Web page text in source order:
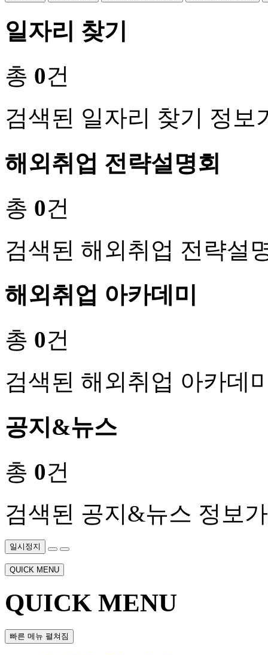
일자리 찾기
총 0건
검색된 일자리 찾기 정보
해외취업 전략설명회
총 0건
검색된 해외취업 전략설
해외취업 아카데미
총 0건
검색된 해외취업 아카데
공지&뉴스
총 0건
검색된 공지&뉴스 정보
일시정지
QUICK MENU
QUICK MENU
빠른 메뉴 펼쳐짐